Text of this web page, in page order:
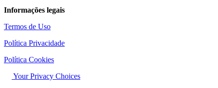
Informações legais
Termos de Uso
Política Privacidade
Política Cookies
Your Privacy Choices